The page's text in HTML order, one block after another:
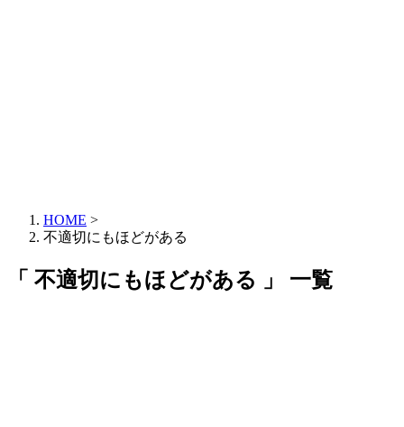
HOME >
不適切にもほどがある
「 不適切にもほどがある 」 一覧